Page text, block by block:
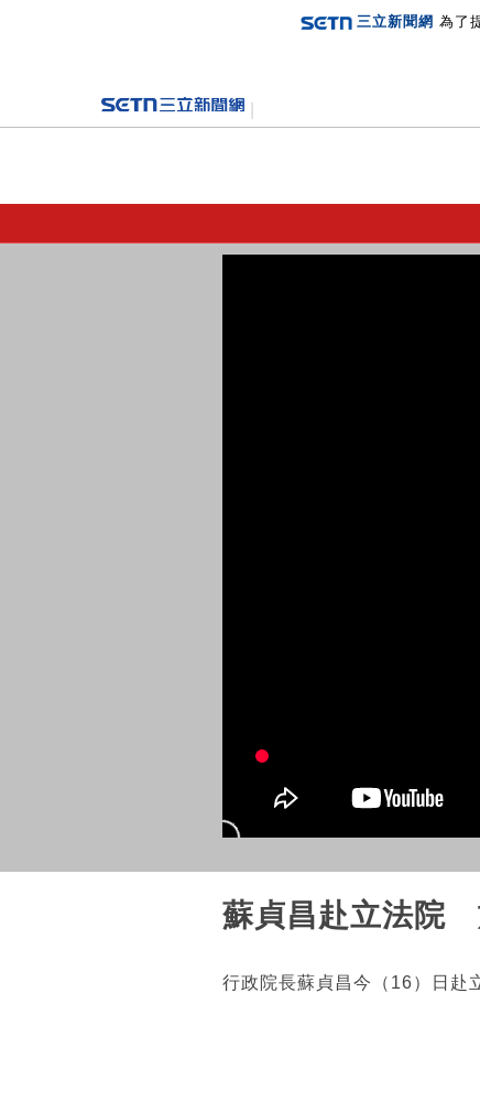
三立新聞網 為了
蘇貞昌赴立法院
行政院長蘇貞昌今（16）日赴